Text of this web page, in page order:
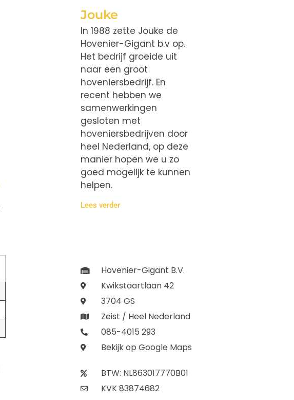
Jouke
In 1988 zette Jouke de
Hovenier-Gigant b.v op.
Het bedrijf groeide uit
naar een groot
hoveniersbedrijf. En
recent hebben we
samenwerkingen
gesloten met
hoveniersbedrijven door
heel Nederland, op deze
manier hopen we u zo
goed mogelijk te kunnen
helpen.
Lees verder
Hovenier-Gigant B.V.
Kwikstaartlaan 42
3704 GS
Zeist / Heel Nederland
085-4015 293
Bekijk op Google Maps
BTW: NL863017770B01
KVK 83874682